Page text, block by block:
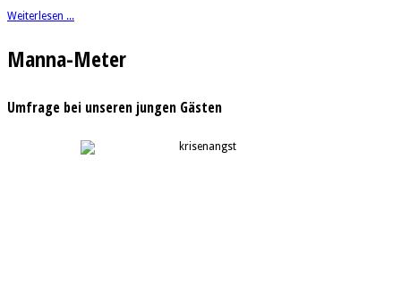
Weiterlesen ...
Manna-Meter
Umfrage bei unseren jungen Gästen